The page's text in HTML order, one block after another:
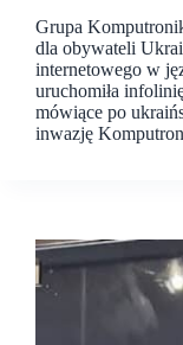
Grupa
dla obywateli
internetowego w
uruchomiła
mówiące po
inwazję